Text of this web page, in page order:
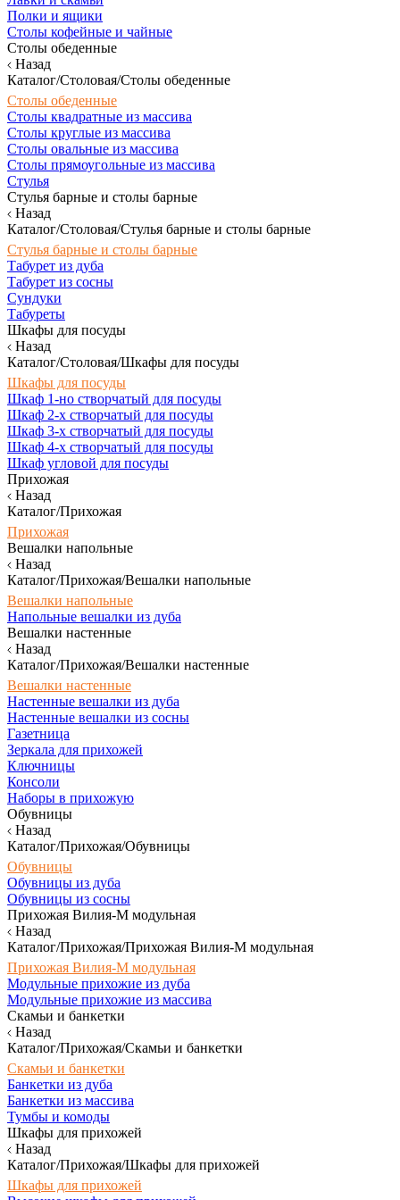
Полки и ящики
Столы кофейные и чайные
Столы обеденные
Назад
Каталог/Столовая/Столы обеденные
Столы обеденные
Столы квадратные из массива
Столы круглые из массива
Столы овальные из массива
Столы прямоугольные из массива
Стулья
Стулья барные и столы барные
Назад
Каталог/Столовая/Стулья барные и столы барные
Стулья барные и столы барные
Табурет из дуба
Табурет из сосны
Сундуки
Табуреты
Шкафы для посуды
Назад
Каталог/Столовая/Шкафы для посуды
Шкафы для посуды
Шкаф 1-но створчатый для посуды
Шкаф 2-х створчатый для посуды
Шкаф 3-х створчатый для посуды
Шкаф 4-х створчатый для посуды
Шкаф угловой для посуды
Прихожая
Назад
Каталог/Прихожая
Прихожая
Вешалки напольные
Назад
Каталог/Прихожая/Вешалки напольные
Вешалки напольные
Напольные вешалки из дуба
Вешалки настенные
Назад
Каталог/Прихожая/Вешалки настенные
Вешалки настенные
Настенные вешалки из дуба
Настенные вешалки из сосны
Газетница
Зеркала для прихожей
Ключницы
Консоли
Наборы в прихожую
Обувницы
Назад
Каталог/Прихожая/Обувницы
Обувницы
Обувницы из дуба
Обувницы из сосны
Прихожая Вилия-М модульная
Назад
Каталог/Прихожая/Прихожая Вилия-М модульная
Прихожая Вилия-М модульная
Модульные прихожие из дуба
Модульные прихожие из массива
Скамьи и банкетки
Назад
Каталог/Прихожая/Скамьи и банкетки
Скамьи и банкетки
Банкетки из дуба
Банкетки из массива
Тумбы и комоды
Шкафы для прихожей
Назад
Каталог/Прихожая/Шкафы для прихожей
Шкафы для прихожей